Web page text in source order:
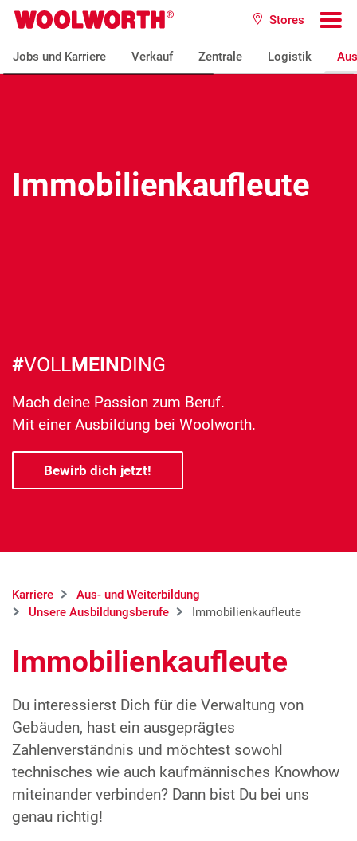
Zum Hauptinhalt
Woolworth GmbH Stores
Jobs und Karriere Verkauf Zentrale Logistik
Immobilienkaufleute
#VOLLMEINDING
Mach deine Passion zum Beruf.
Mit einer Ausbildung bei Woolworth.
Bewirb dich jetzt!
Karriere
Aus- und Weiterbildung
Unsere Ausbildungsberufe
Immobilienkaufleute
Immobilienkaufleute
Du interessierst Dich für die Verwaltung von
Gebäuden, hast ein ausgeprägtes
Zahlenverständnis und möchtest sowohl
technisches wie auch kaufmännisches Knowhow
miteinander verbinden? Dann bist Du bei uns
genau richtig!